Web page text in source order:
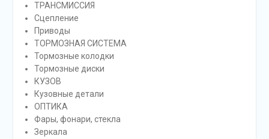
ТРАНСМИССИЯ
Сцепление
Приводы
ТОРМОЗНАЯ СИСТЕМА
Тормозные колодки
Тормозные диски
КУЗОВ
Кузовные детали
ОПТИКА
Фары, фонари, стекла
Зеркала